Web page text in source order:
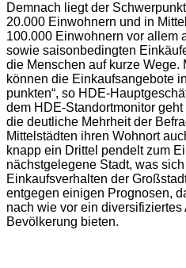
Demnach liegt der
20.000 Einwohnern und in
100.000 Einwohnern vor allem
sowie saisonbedingten
die Menschen auf kurze Wege.
können die Einkaufsangebote
punkten“, so HDE-
dem HDE-Standortmonitor
die deutliche Mehrheit der
Mittelstädten ihren Wohnort
knapp ein Drittel pendelt zum
nächstgelegene Stadt, was
Einkaufsverhalten der
entgegen einigen Prognosen,
nach wie vor ein
Bevölkerung bieten.